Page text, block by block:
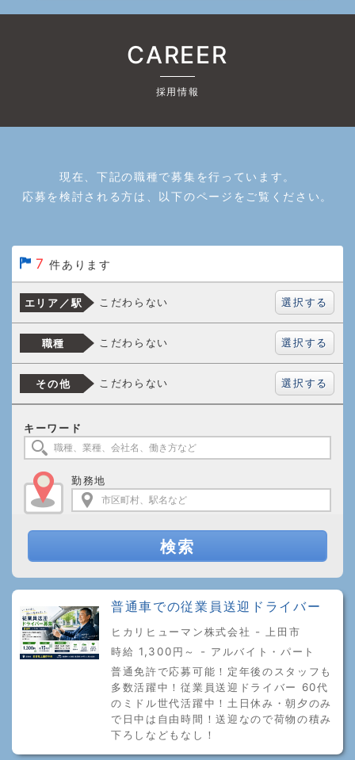
CAREER
採用情報
現在、下記の職種で募集を行っています。
応募を検討される方は、以下のページをご覧ください。
7 件あります
エリア／駅 こだわらない 選択する
職種 こだわらない 選択する
その他 こだわらない 選択する
キーワード
勤務地
検索
普通車での従業員送迎ドライバー
ヒカリヒューマン株式会社 - 上田市
時給 1,300円～ - アルバイト・パート
普通免許で応募可能！定年後のスタッフも
多数活躍中！従業員送迎ドライバー 60代
のミドル世代活躍中！土日休み・朝夕のみ
で日中は自由時間！送迎なので荷物の積み
下ろしなどもなし！